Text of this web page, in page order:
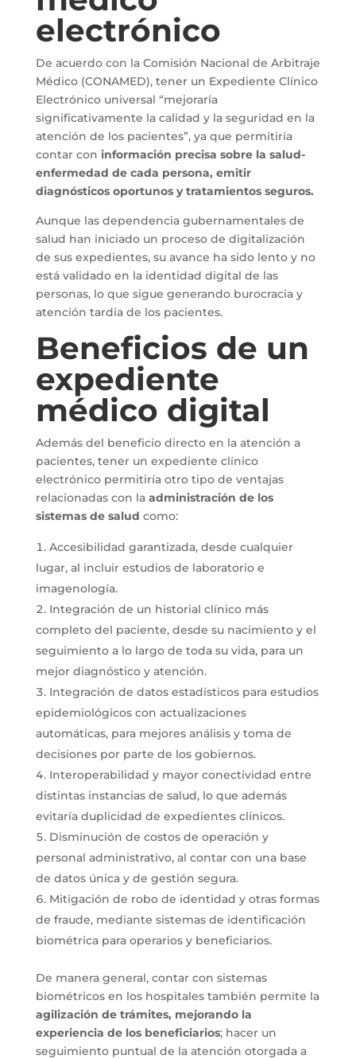
electrónico
De acuerdo con la Comisión Nacional de Arbitraje
Médico (CONAMED), tener un Expediente Clínico
Electrónico universal “mejoraría
significativamente la calidad y la seguridad en la
atención de los pacientes”, ya que permitiría
contar con información precisa sobre la salud-
enfermedad de cada persona, emitir
diagnósticos oportunos y tratamientos seguros.
Aunque las dependencia gubernamentales de
salud han iniciado un proceso de digitalización
de sus expedientes, su avance ha sido lento y no
está validado en la identidad digital de las
personas, lo que sigue generando burocracia y
atención tardía de los pacientes.
Beneficios de un
expediente
médico digital
Además del beneficio directo en la atención a
pacientes, tener un expediente clínico
electrónico permitiría otro tipo de ventajas
relacionadas con la administración de los
sistemas de salud como:
Accesibilidad garantizada, desde cualquier
lugar, al incluir estudios de laboratorio e
imagenología.
Integración de un historial clínico más
completo del paciente, desde su nacimiento y el
seguimiento a lo largo de toda su vida, para un
mejor diagnóstico y atención.
Integración de datos estadísticos para estudios
epidemiológicos con actualizaciones
automáticas, para mejores análisis y toma de
decisiones por parte de los gobiernos.
Interoperabilidad y mayor conectividad entre
distintas instancias de salud, lo que además
evitaría duplicidad de expedientes clínicos.
Disminución de costos de operación y
personal administrativo, al contar con una base
de datos única y de gestión segura.
Mitigación de robo de identidad y otras formas
de fraude, mediante sistemas de identificación
biométrica para operarios y beneficiarios.
De manera general, contar con sistemas
biométricos en los hospitales también permite la
agilización de trámites, mejorando la
experiencia de los beneficiarios; hacer un
seguimiento puntual de la atención otorgada a